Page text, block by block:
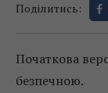
Поділитись:
Початкова
безпечною.